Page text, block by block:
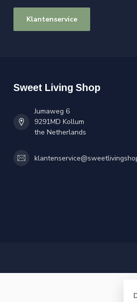
Klantenservice
Sweet Living Shop
Jumaweg 6
9291MD Kollum
the Netherlands